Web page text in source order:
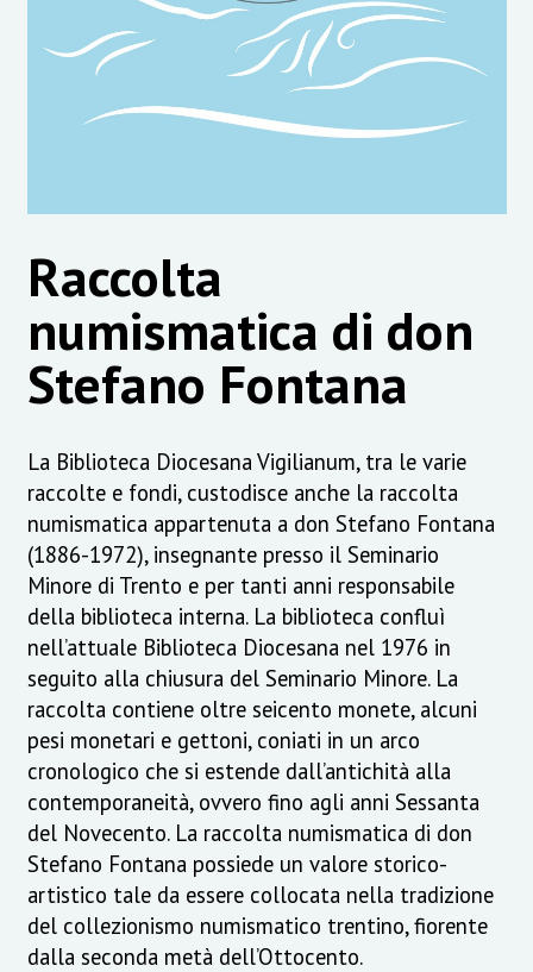
Raccolta
numismatica di don
Stefano Fontana
La Biblioteca Diocesana Vigilianum, tra le varie
raccolte e fondi, custodisce anche la raccolta
numismatica appartenuta a don Stefano Fontana
(1886-1972), insegnante presso il Seminario
Minore di Trento e per tanti anni responsabile
della biblioteca interna. La biblioteca confluì
nell’attuale Biblioteca Diocesana nel 1976 in
seguito alla chiusura del Seminario Minore. La
raccolta contiene oltre seicento monete, alcuni
pesi monetari e gettoni, coniati in un arco
cronologico che si estende dall’antichità alla
contemporaneità, ovvero fino agli anni Sessanta
del Novecento. La raccolta numismatica di don
Stefano Fontana possiede un valore storico-
artistico tale da essere collocata nella tradizione
del collezionismo numismatico trentino, fiorente
dalla seconda metà dell’Ottocento.